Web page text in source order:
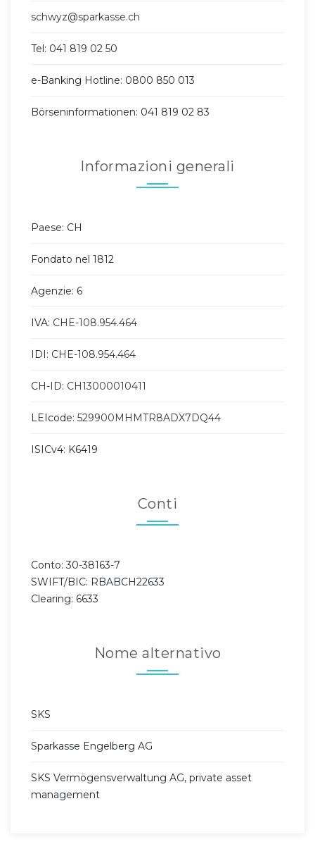
schwyz@sparkasse.ch
Tel: 041 819 02 50
e-Banking Hotline: 0800 850 013
Börseninformationen: 041 819 02 83
Informazioni generali
Paese: CH
Fondato nel 1812
Agenzie: 6
IVA: CHE-108.954.464
IDI: CHE-108.954.464
CH-ID: CH13000010411
LEIcode: 529900MHMTR8ADX7DQ44
ISICv4: K6419
Conti
Conto: 30-38163-7
SWIFT/BIC: RBABCH22633
Clearing: 6633
Nome alternativo
SKS
Sparkasse Engelberg AG
SKS Vermögensverwaltung AG, private asset
management